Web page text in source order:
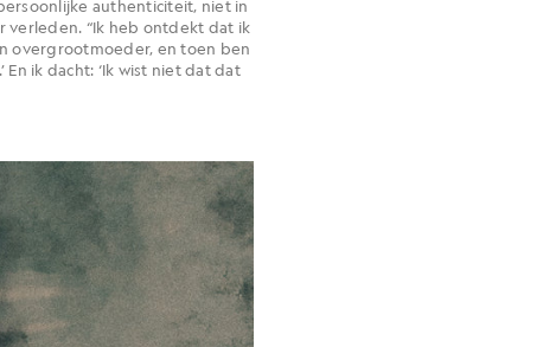
authenticiteit, niet in
verleden. “Ik heb ontdekt dat ik
overgrootmoeder, en toen ben
ik dacht: ‘Ik wist niet dat dat